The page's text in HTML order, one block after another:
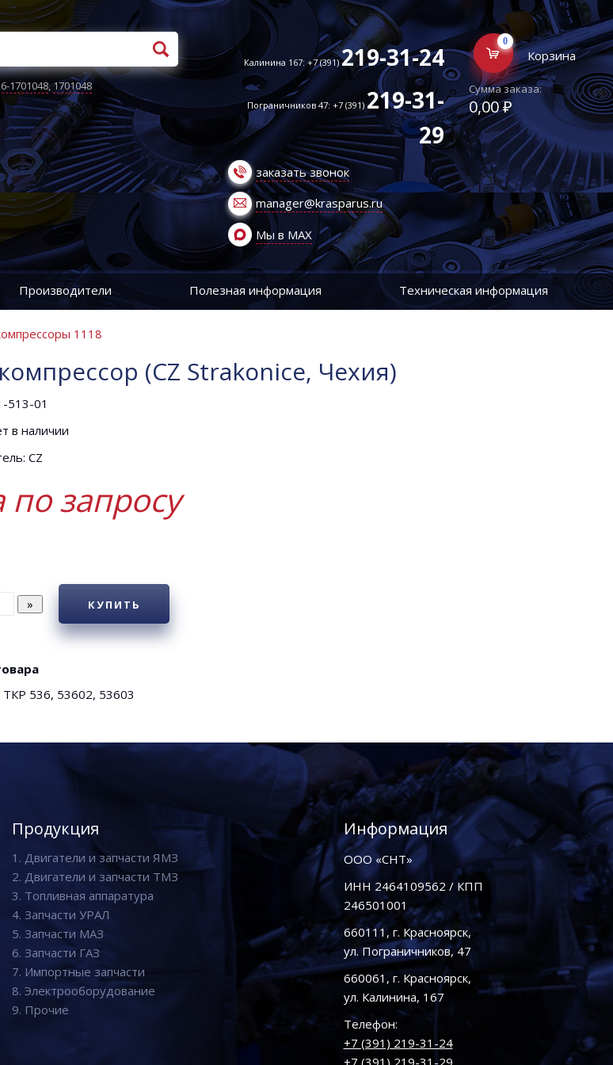
1701048,1701048
Калинина 167: +7 (391)219-31-24
Пограничников 47: +7 (391)219-31-
29
заказать звонок
manager@krasparus.ru
Мы в MAX
0
Корзина
Сумма заказа:
0,00 ₽
Производители Полезная информация Техническая информация
1118
(CZ Strakonice, Чехия)
513-01
в наличии
CZ
по запросу
КУПИТЬ
536, 53602, 53603
Продукция
1. Двигатели и запчасти ЯМЗ
2. Двигатели и запчасти ТМЗ
3. Топливная аппаратура
4. Запчасти УРАЛ
5. Запчасти МАЗ
6. Запчасти ГАЗ
7. Импортные запчасти
8. Электрооборудование
9. Прочие
Информация
ООО «СНТ»
ИНН 2464109562 / КПП
246501001
660111, г. Красноярск,
ул. Пограничников, 47
660061, г. Красноярск,
ул. Калинина, 167
Телефон:
+7 (391) 219-31-24
+7 (391) 219-31-29